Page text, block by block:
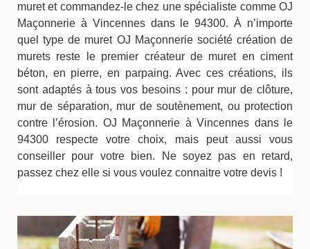
muret et commandez-le chez une spécialiste comme OJ
Maçonnerie à Vincennes dans le 94300. À n’importe
quel type de muret OJ Maçonnerie société création de
murets reste le premier créateur de muret en ciment
béton, en pierre, en parpaing. Avec ces créations, ils
sont adaptés à tous vos besoins : pour mur de clôture,
mur de séparation, mur de soutènement, ou protection
contre l’érosion. OJ Maçonnerie à Vincennes dans le
94300 respecte votre choix, mais peut aussi vous
conseiller pour votre bien. Ne soyez pas en retard,
passez chez elle si vous voulez connaitre votre devis !